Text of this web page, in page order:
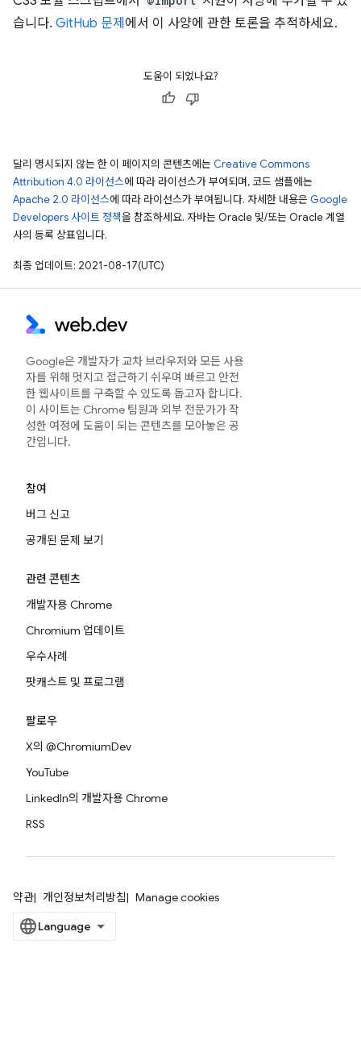
습니다. GitHub 문제 에서 이 사양에 관한 토론을 추적하세요.
도움이 되었나요?
달리 명시되지 않는 한 이 페이지의 콘텐츠에는 Creative Commons
Attribution 4.0 라이선스에 따라 라이선스가 부여되며, 코드 샘플에는
Apache 2.0 라이선스에 따라 라이선스가 부여됩니다. 자세한 내용은 Google
Developers 사이트 정책을 참조하세요. 자바는 Oracle 및/또는 Oracle 계열
사의 등록 상표입니다.
최종 업데이트: 2021-08-17(UTC)
Google은 개발자가 교차 브라우저와 모든 사용
자를 위해 멋지고 접근하기 쉬우며 빠르고 안전
한 웹사이트를 구축할 수 있도록 돕고자 합니다.
이 사이트는 Chrome 팀원과 외부 전문가가 작
성한 여정에 도움이 되는 콘텐츠를 모아놓은 공
간입니다.
참여
버그 신고
공개된 문제 보기
관련 콘텐츠
개발자용 Chrome
Chromium 업데이트
우수사례
팟캐스트 및 프로그램
팔로우
X의 @ChromiumDev
YouTube
LinkedIn의 개발자용 Chrome
RSS
약관 개인정보처리방침 Manage cookies